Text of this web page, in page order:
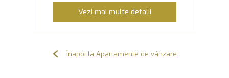
Vezi mai multe detalii
Înapoi la Apartamente de vânzare